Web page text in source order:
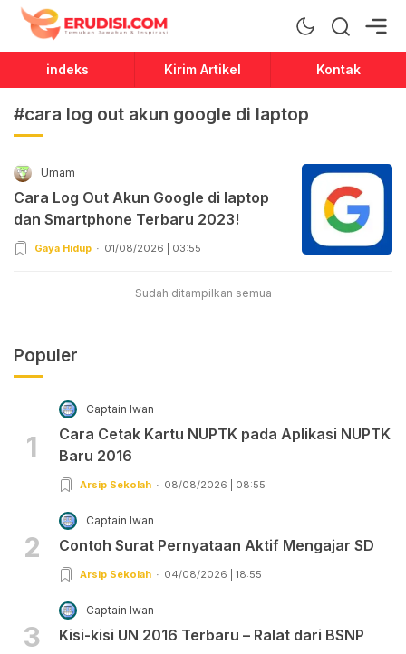
Erudisi
Temukan Jawaban dan Inspirasi
indeks Kirim Artikel Kontak
#cara log out akun google di laptop
Umam
Cara Log Out Akun Google di laptop
dan Smartphone Terbaru 2023!
Gaya Hidup 01/08/2026 | 03:55
Sudah ditampilkan semua
Populer
1
Captain Iwan
Cara Cetak Kartu NUPTK pada Aplikasi NUPTK
Baru 2016
Arsip Sekolah 08/08/2026 | 08:55
2
Captain Iwan
Contoh Surat Pernyataan Aktif Mengajar SD
Arsip Sekolah 04/08/2026 | 18:55
3
Captain Iwan
Kisi-kisi UN 2016 Terbaru – Ralat dari BSNP